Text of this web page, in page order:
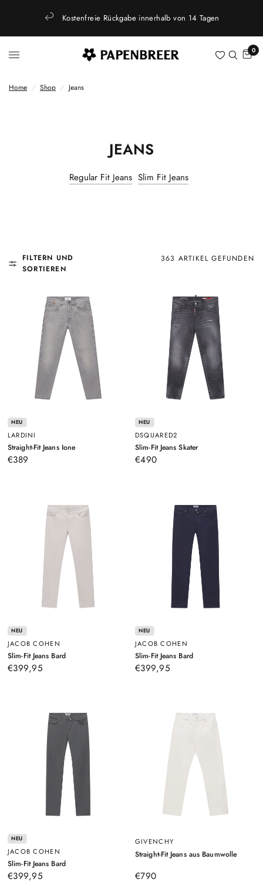
Kostenfreie Rückgabe innerhalb von 14 Tagen
0
Home / Shop / Jeans
JEANS
Regular Fit Jeans Slim Fit Jeans
FILTERN UND
SORTIEREN
363 ARTIKEL GEFUNDEN
NEU
LARDINI
Straight-Fit Jeans Ione–
€389
NEU
DSQUARED2
Slim-Fit Jeans Skater–
€490
NEU
JACOB COHEN
Slim-Fit Jeans Bard–
€399,95
NEU
JACOB COHEN
Slim-Fit Jeans Bard–
€399,95
NEU
JACOB COHEN
Slim-Fit Jeans Bard–
€399,95
GIVENCHY
Straight-Fit Jeans aus Baumwolle–
€790